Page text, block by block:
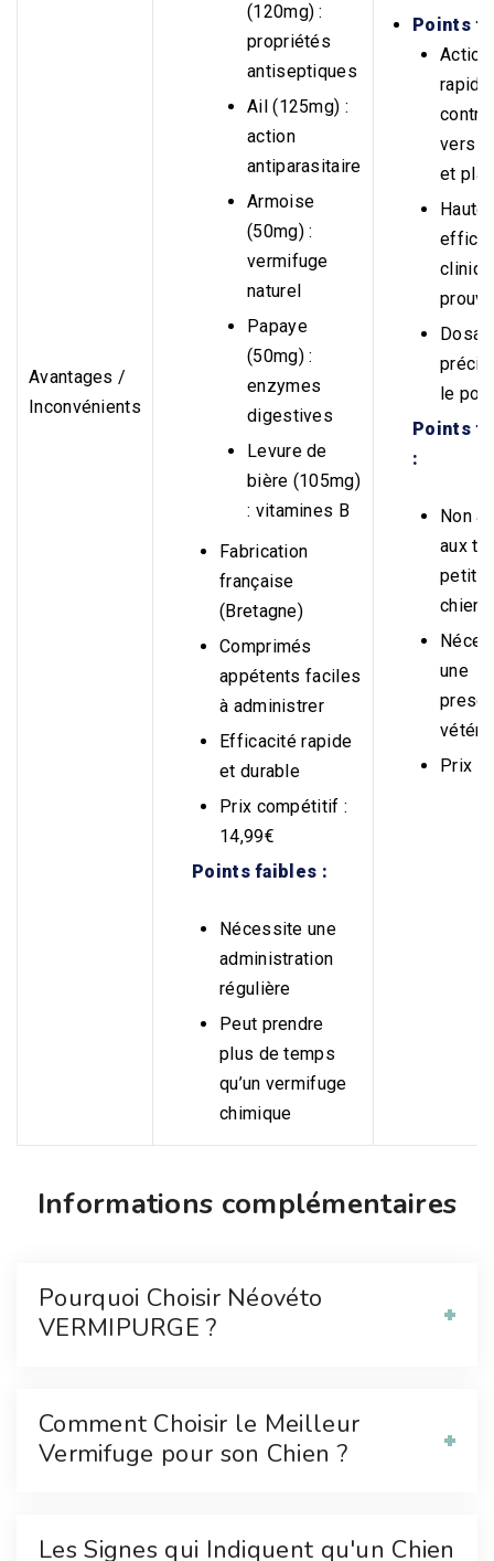
Avantages /
Inconvénients
(120mg) :
propriétés
antiseptiques
Ail (125mg) :
action
antiparasitaire
Armoise
(50mg) :
vermifuge
naturel
Papaye
(50mg) :
enzymes
digestives
Levure de
bière (105mg)
: vitamines B
Fabrication
française
(Bretagne)
Comprimés
appétents faciles
à administrer
Efficacité rapide
et durable
Prix compétitif :
14,99€
Points faibles :
Nécessite une
administration
régulière
Peut prendre
plus de temps
qu’un vermifuge
chimique
Points
Action
rapide
vers
et
Haute
le
Points
:
Non
aux
petits
chiens
une
Prix
Informations complémentaires
Pourquoi Choisir Néovéto
VERMIPURGE ?
Comment Choisir le Meilleur
Vermifuge pour son Chien ?
Les Signes qui Indiquent qu'un Chien